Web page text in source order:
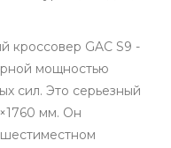
кроссовер GAC S9 -
мощностью
сил. Это серьезный
мм. Он
шестиместном